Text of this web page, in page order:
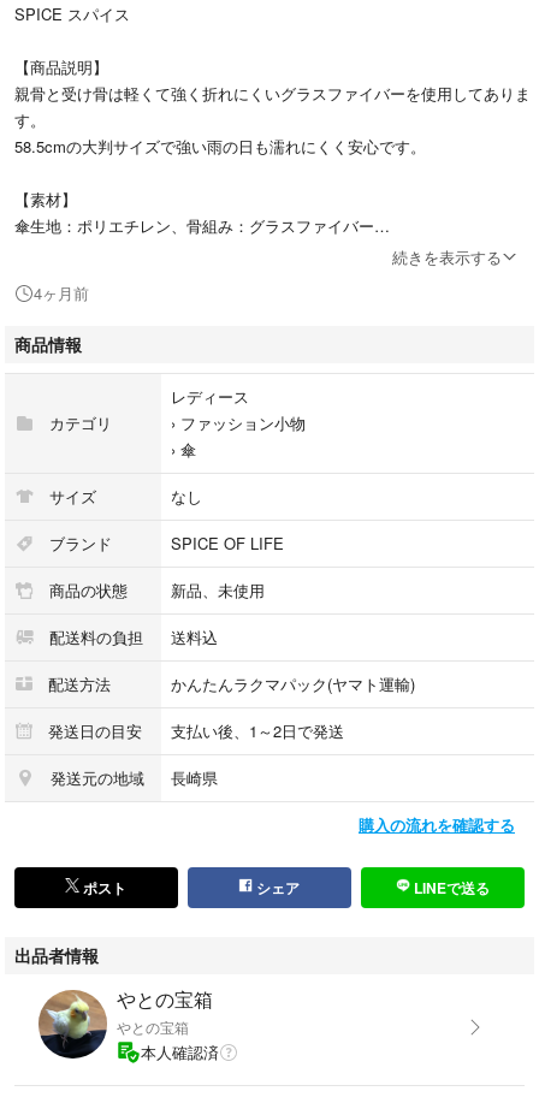
SPICE スパイス
【商品説明】
親骨と受け骨は軽くて強く折れにくいグラスファイバーを使用してありま
す。
58.5cmの大判サイズで強い雨の日も濡れにくく安心です。
【素材】
傘生地：ポリエチレン、骨組み：グラスファイバー
[親骨の長さ]約58.5cm、[直径]約100cm、[全長]約82cm
※サイズは当店平置き実寸サイズです。実際のサイズと多少の誤差が生じ
続きを表示する
4ヶ月前
商品情報
カテゴリ
レディース
› ファッション小物
› 傘
サイズ なし
ブランド SPICE OF LIFE
商品の状態 新品、未使用
配送料の負担 送料込
配送方法 かんたんラクマパック(ヤマト運輸)
発送日の目安 支払い後、1～2日で発送
発送元の地域 長崎県
購入の流れを確認する
ポスト シェア LINEで送る
出品者情報
やとの宝箱
やとの宝箱
本人確認済